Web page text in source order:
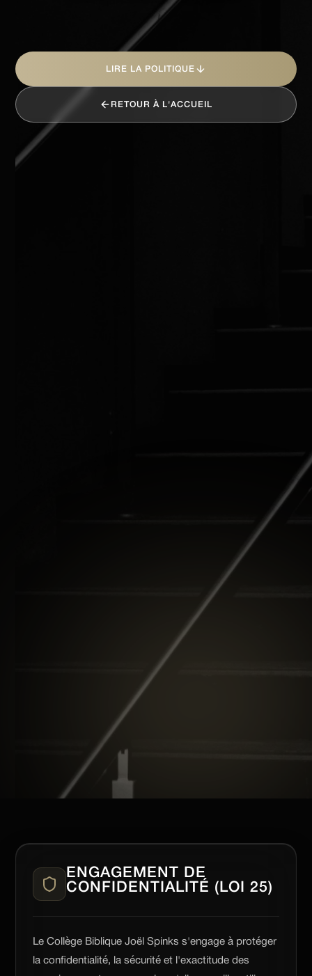
LIRE LA POLITIQUE
RETOUR À L'ACCUEIL
ENGAGEMENT DE
CONFIDENTIALITÉ (LOI 25)
Le Collège Biblique Joël Spinks s'engage à protéger
la confidentialité, la sécurité et l'exactitude des